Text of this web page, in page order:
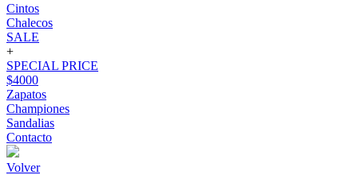
Cintos
Chalecos
SALE
+
SPECIAL PRICE
$4000
Zapatos
Championes
Sandalias
Contacto
Volver